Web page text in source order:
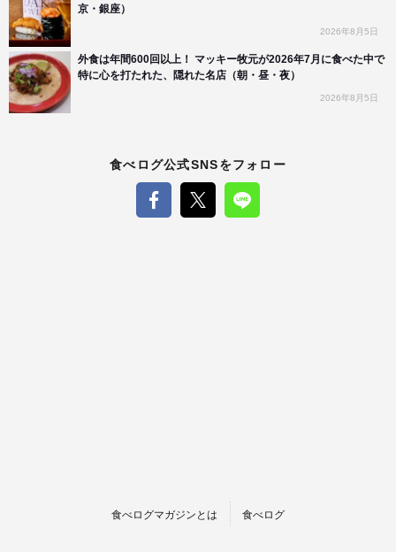
京・銀座）
2026年8月5日
外食は年間600回以上！ マッキー牧元が2026年7月に食べた中で
特に心を打たれた、隠れた名店（朝・昼・夜）
2026年8月5日
食べログ公式SNSをフォロー
食べログマガジンとは 食べログ